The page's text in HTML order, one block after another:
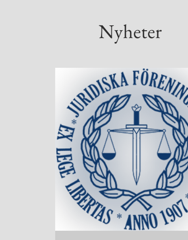
Nyheter